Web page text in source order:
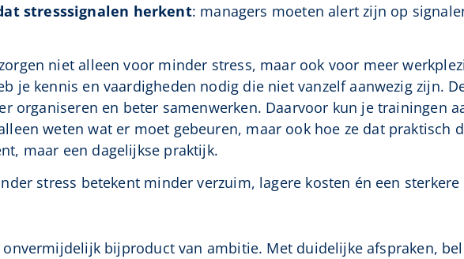
stresssignalen herkent: managers moeten alert zijn op
niet alleen voor minder stress, maar ook voor meer
je kennis en vaardigheden nodig die niet vanzelf aanwezig zijn.
organiseren en beter samenwerken. Daarvoor kun je trainingen
weten wat er moet gebeuren, maar ook hoe ze dat praktisch
maar een dagelijkse praktijk.
stress betekent minder verzuim, lagere kosten én een
onvermijdelijk bijproduct van ambitie. Met duidelijke afspraken,